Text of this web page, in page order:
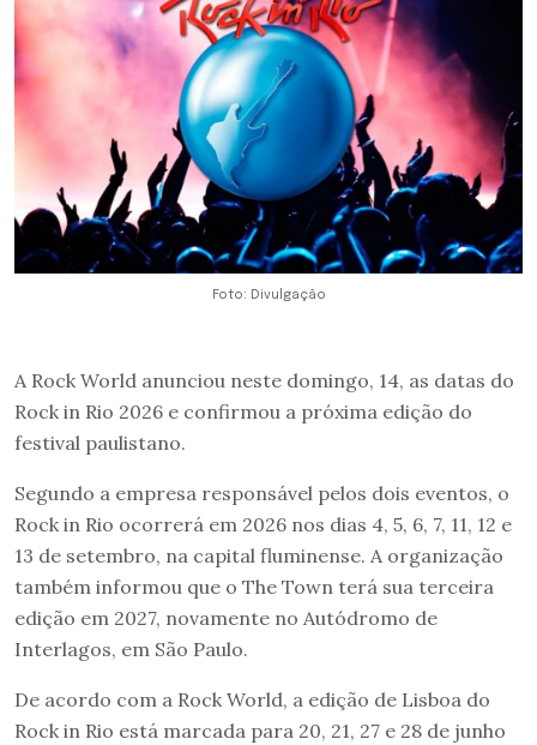
Foto: Divulgação
A Rock World anunciou neste domingo, 14, as datas do
Rock in Rio 2026 e confirmou a próxima edição do
festival paulistano.
Segundo a empresa responsável pelos dois eventos, o
Rock in Rio ocorrerá em 2026 nos dias 4, 5, 6, 7, 11, 12 e
13 de setembro, na capital fluminense. A organização
também informou que o The Town terá sua terceira
edição em 2027, novamente no Autódromo de
Interlagos, em São Paulo.
De acordo com a Rock World, a edição de Lisboa do
Rock in Rio está marcada para 20, 21, 27 e 28 de junho